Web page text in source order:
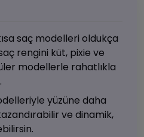
saç modelleri oldukça
rengini küt, pixie ve
modellerle rahatlıkla
yüzüne daha
ve dinamik,